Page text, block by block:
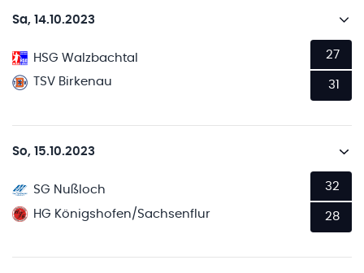
Sa, 14.10.2023
HSG Walzbachtal
TSV Birkenau
27
31
So, 15.10.2023
SG Nußloch
HG Königshofen/Sachsenflur
32
28